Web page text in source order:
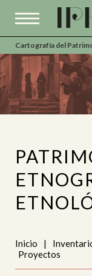
Cartografía del
Inicio |
Proyectos